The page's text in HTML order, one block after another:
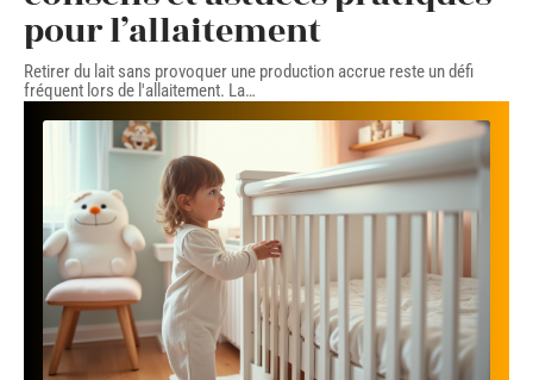
pour l’allaitement
Retirer du lait sans provoquer une production accrue reste un défi
fréquent lors de l'allaitement. La…